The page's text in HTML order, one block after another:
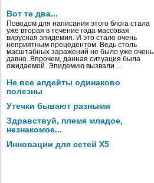
Вот те два...
Поводом для написания этого блога стала
уже вторая в течение года массовая
вирусная эпидемия. И это стало очень
неприятным прецедентом. Ведь столь
масштабных заражений не было уже очень
давно. Впрочем, данная ситуация была
ожидаемой. Эпидемию вызвали …
Не все апдейты одинаково
полезны
Утечки бывают разными
Здравствуй, племя младое,
незнакомое...
Инновации для сетей X5